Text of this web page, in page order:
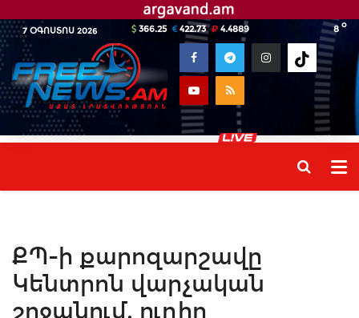
7 ՕԳՈՍՏՈՍ 2026 8 o
366.25 422.73 4.4889
ՔՊ-ի քարոզարշավը
Կենտրոն վարչական
շրջանում. ուղիղ